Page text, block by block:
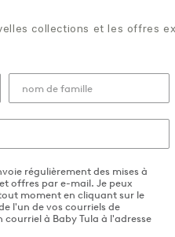
collections et les offres
régulièrement des mises à
offres par e-mail. Je peux
moment en cliquant sur le
l'un de vos courriels de
à Baby Tula à l'adresse